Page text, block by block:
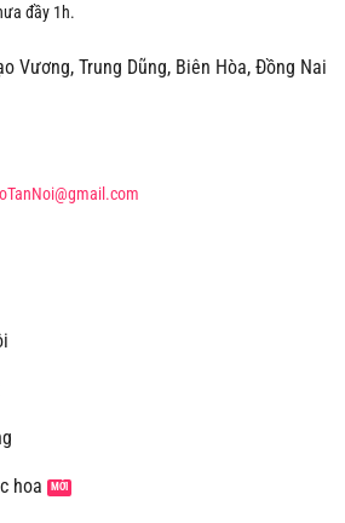
đầy 1h.
Vương, Trung Dũng, Biên Hòa, Đồng Nai
hoa